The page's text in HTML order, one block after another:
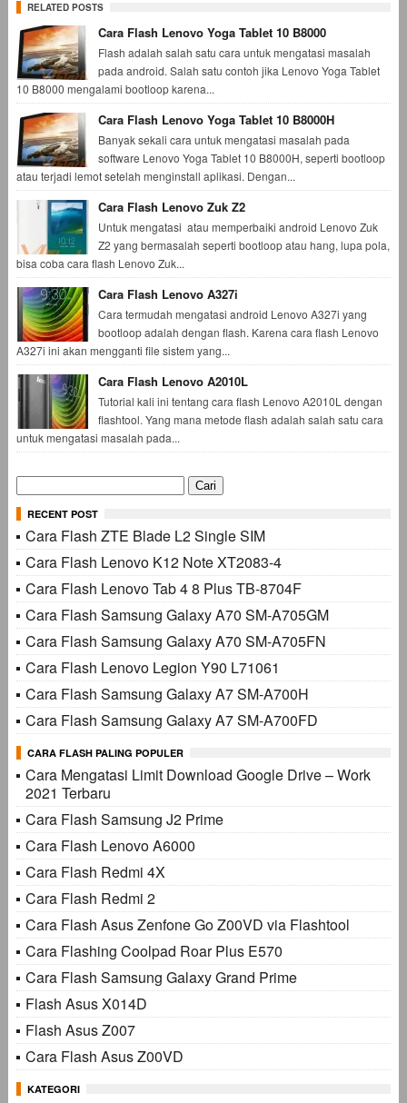
RELATED POSTS
Cara Flash Lenovo Yoga Tablet 10 B8000
Flash adalah salah satu cara untuk mengatasi masalah
pada android. Salah satu contoh jika Lenovo Yoga Tablet
10 B8000 mengalami bootloop karena...
Cara Flash Lenovo Yoga Tablet 10 B8000H
Banyak sekali cara untuk mengatasi masalah pada
software Lenovo Yoga Tablet 10 B8000H, seperti bootloop
atau terjadi lemot setelah menginstall aplikasi. Dengan...
Cara Flash Lenovo Zuk Z2
Untuk mengatasi atau memperbaiki android Lenovo Zuk
Z2 yang bermasalah seperti bootloop atau hang, lupa pola,
bisa coba cara flash Lenovo Zuk...
Cara Flash Lenovo A327i
Cara termudah mengatasi android Lenovo A327i yang
bootloop adalah dengan flash. Karena cara flash Lenovo
A327i ini akan mengganti file sistem yang...
Cara Flash Lenovo A2010L
Tutorial kali ini tentang cara flash Lenovo A2010L dengan
flashtool. Yang mana metode flash adalah salah satu cara
untuk mengatasi masalah pada...
Cari
untuk:
RECENT POST
Cara Flash ZTE Blade L2 Single SIM
Cara Flash Lenovo K12 Note XT2083-4
Cara Flash Lenovo Tab 4 8 Plus TB-8704F
Cara Flash Samsung Galaxy A70 SM-A705GM
Cara Flash Samsung Galaxy A70 SM-A705FN
Cara Flash Lenovo Legion Y90 L71061
Cara Flash Samsung Galaxy A7 SM-A700H
Cara Flash Samsung Galaxy A7 SM-A700FD
CARA FLASH PALING POPULER
Cara Mengatasi Limit Download Google Drive – Work
2021 Terbaru
Cara Flash Samsung J2 Prime
Cara Flash Lenovo A6000
Cara Flash Redmi 4X
Cara Flash Redmi 2
Cara Flash Asus Zenfone Go Z00VD via Flashtool
Cara Flashing Coolpad Roar Plus E570
Cara Flash Samsung Galaxy Grand Prime
Flash Asus X014D
Flash Asus Z007
Cara Flash Asus Z00VD
KATEGORI